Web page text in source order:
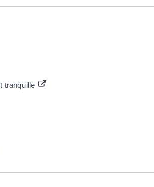
tranquille